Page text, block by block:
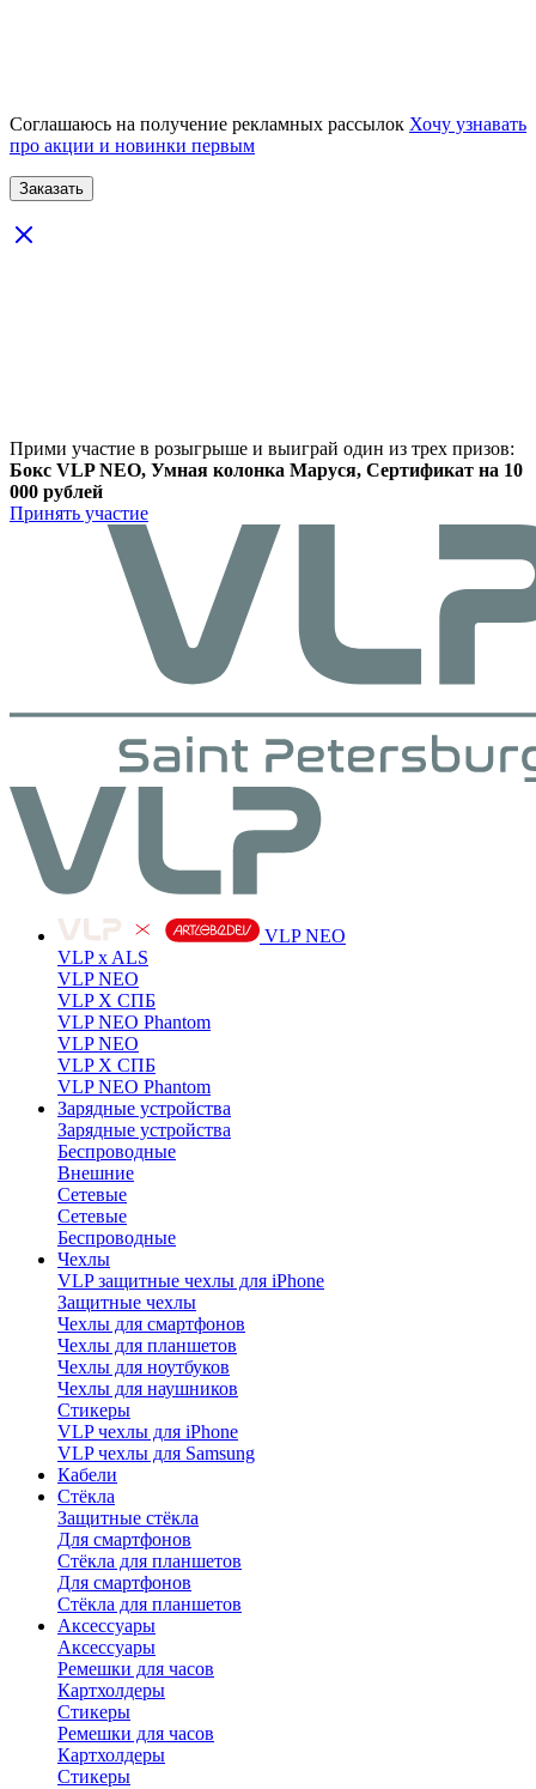
Соглашаюсь на получение рекламных рассылок Хочу узнавать
про акции и новинки первым
Прими участие в розыгрыше и выиграй один из трех призов:
Бокс VLP NEO, Умная колонка Маруся, Сертификат на 10
000 рублей
Принять участие
VLP NEO
VLP x ALS
VLP NEO
VLP X СПБ
VLP NEO Phantom
VLP NEO
VLP X СПБ
VLP NEO Phantom
Зарядные устройства
Зарядные устройства
Беспроводные
Внешние
Сетевые
Сетевые
Беспроводные
Чехлы
VLP защитные чехлы для iPhone
Защитные чехлы
Чехлы для смартфонов
Чехлы для планшетов
Чехлы для ноутбуков
Чехлы для наушников
Стикеры
VLP чехлы для iPhone
VLP чехлы для Samsung
Кабели
Стёкла
Защитные стёкла
Для смартфонов
Стёкла для планшетов
Для смартфонов
Стёкла для планшетов
Аксессуары
Аксессуары
Ремешки для часов
Картхолдеры
Стикеры
Ремешки для часов
Картхолдеры
Стикеры